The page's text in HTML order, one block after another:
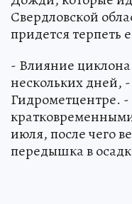
Свердловской
придется терпеть
- Влияние
нескольких дней,
Гидрометцентре. -
июля, после чего
передышка в